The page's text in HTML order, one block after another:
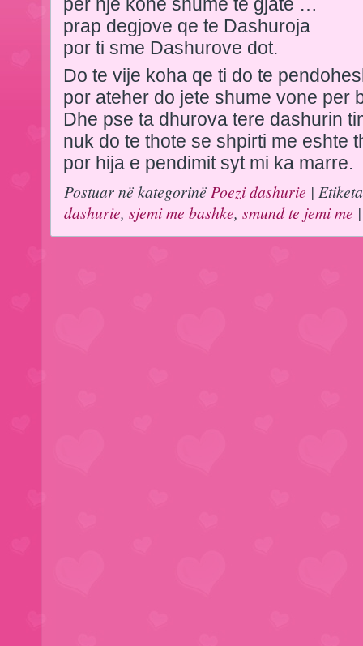
prap degjove qe te Dashuroja
por ti sme Dashurove dot.
Do te vije koha qe ti do te
por ateher do jete shume vone per
Dhe pse ta dhurova tere dashurin
nuk do te thote se shpirti me eshte
por hija e pendimit syt mi ka marre.
Postuar në kategorinë Poezi dashurie |
dashurie, sjemi me bashke, smund te jemi me